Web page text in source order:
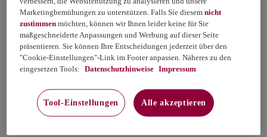
Marketingbemühungen zu unterstützen. Falls Sie diesemnicht
zustimmen möchten, können wir Ihnen leider keine für Sie
maßgeschneiderte Anpassungen und Werbung auf dieser Seite
präsentieren. Sie können Ihre Entscheidungen jederzeit über den
"Cookie-Einstellungen"-Link im Footer anpassen. Näheres zu den
eingesetzen Tools: Datenschutzhinweise Impressum
Tool-Einstellungen Alle akzeptieren